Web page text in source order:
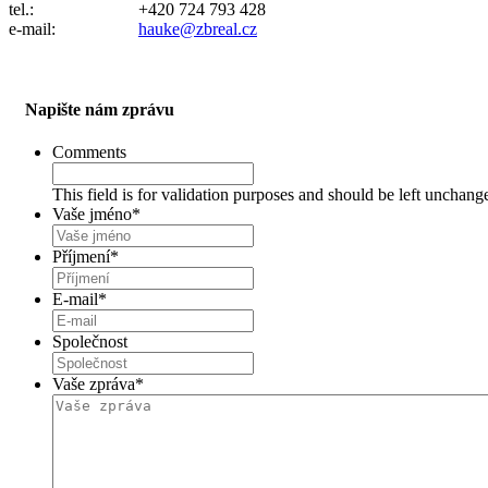
tel.: +420 724 793 428
e-mail: hauke@zbreal.cz
Napište nám zprávu
Comments
This field is for validation purposes and should be left
Vaše jméno*
Příjmení*
E-mail*
Společnost
Vaše zpráva*